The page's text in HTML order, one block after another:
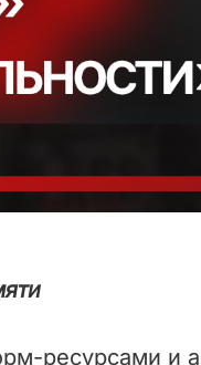
ресурсами и